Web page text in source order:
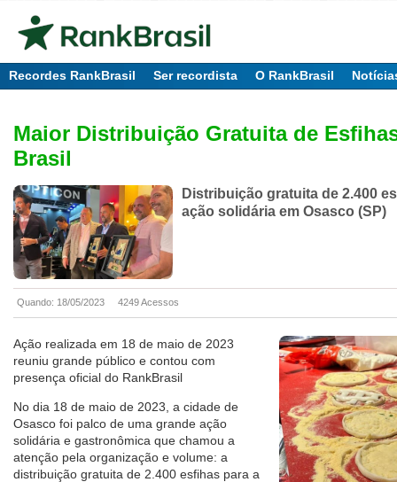
Recordes RankBrasil Ser recordista O RankBrasil
Maior Distribuição Gratuita de
Brasil
Distribuição gratuita de 2.400
ação solidária em Osasco (SP)
Quando: 18/05/2023 4249 Acessos
Ação realizada em 18 de maio de 2023
reuniu grande público e contou com
presença oficial do RankBrasil
No dia 18 de maio de 2023, a cidade de
Osasco foi palco de uma grande ação
solidária e gastronômica que chamou a
atenção pela organização e volume: a
distribuição gratuita de 2.400 esfihas para a